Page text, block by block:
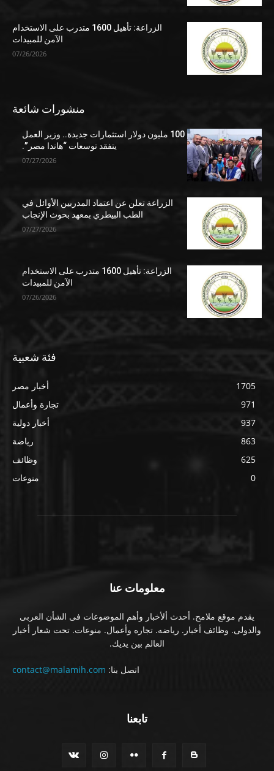
الزراعة: تأهيل 1600 متدرب على الاستخدام
الآمن للمبيدات
07/26/2026
منشورات شائعة
100 مليون دولار استثمارات جديدة.. وزير العمل
يتفقد توسعات “هاندا مصر”.
07/27/2026
الزراعة تعلن عن اعتماد المدربين الأوائل في
الطب البيطري بمعهد بحوث الإنجاب
07/27/2026
الزراعة: تأهيل 1600 متدرب على الاستخدام
الآمن للمبيدات
07/26/2026
فئة شعبية
أخبار مصر
1705
تجارة وأعمال
971
أخبار دولية
937
رياضة
863
وظائف
625
منوعات
0
معلومات عنا
يقدم موقع ملامح. أحدث ألأخبار وأهم الموضوعات فى الشأن العربى
والدولى. وظائف أخبار. رياضه. تجاره وأعمال. منوعات. تحت شعار أخبار
العالم بين يديك.
اتصل بنا: contact@malamih.com
تابعنا